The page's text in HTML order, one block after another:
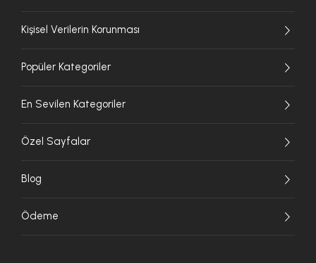
Kişisel Verilerin Korunması
Popüler Kategoriler
En Sevilen Kategoriler
Özel Sayfalar
Blog
Ödeme